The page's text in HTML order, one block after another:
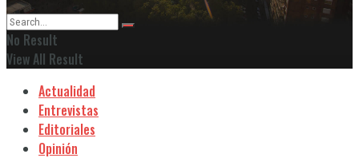
No Result
View All Result
Actualidad
Entrevistas
Editoriales
Opinión